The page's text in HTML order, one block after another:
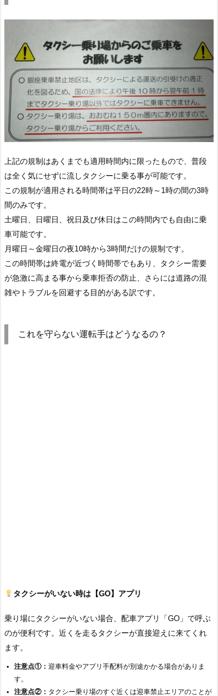
上記の規制はあくまでも適用時間内に限ったもので、普段
は全く気にせずに流しタクシーに乗る事が可能です。
この規制が適用される時間帯は平日の22時～1時の間の3時
間のみです。
土曜日、日曜日、祝日及び休日はこの時間内でも自由に乗
車可能です。
月曜日～金曜日の夜10時から3時間だけの規制です。
この時間帯は終電が近づく時間帯でもあり、タクシー需要
が急激に高まる事から乗車拒否の防止、さらには道路の混
雑やトラブルを回避する目的がある訳です。
これを守らない運転手はどうなるの？
タクシーがいない時は【GO】アプリ
乗り場にタクシーがいない場合、配車アプリ「GO」で呼ぶ
のが便利です。近くを走るタクシーが直接迎えに来てくれ
ます。
注意点①： 迎車料金やアプリ手配料が別途かかる場合がありま
す。
注意点②： タクシー乗り場のすぐ近くは迎車禁止エリアのことが